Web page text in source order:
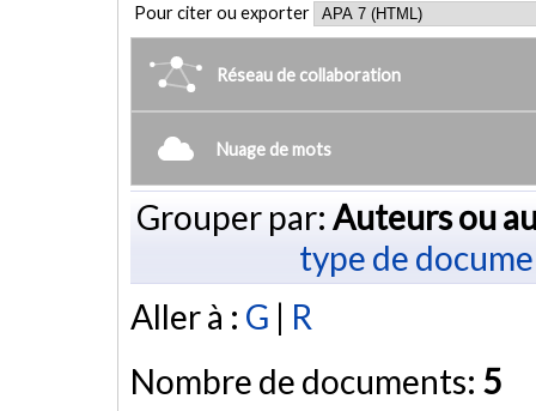
Pour citer ou exporter
Réseau de collaboration
Nuage de mots
Grouper par: Auteurs ou
type de
Aller à : G | R
Nombre de documents: 5